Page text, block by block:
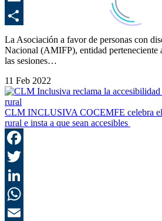
La Asociación a favor de personas con
Nacional (AMIFP), entidad perteneciente
las sesiones…
11 Feb 2022
CLM INCLUSIVA COCEMFE celebra el
rural e insta a que sean accesibles